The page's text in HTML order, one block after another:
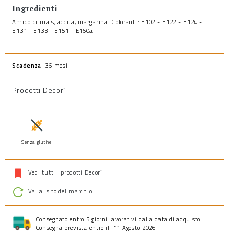
Ingredienti
Amido di mais, acqua, margarina. Coloranti: E102 - E122 - E124 -
E131 - E133 - E151 - E160a.
Scadenza 36 mesi
Prodotti Decorì.
Senza glutine
Vedi tutti i prodotti Decorì
Vai al sito del marchio
Consegnato entro 5 giorni lavorativi dalla data di acquisto.
Consegna prevista entro il: 11 Agosto 2026